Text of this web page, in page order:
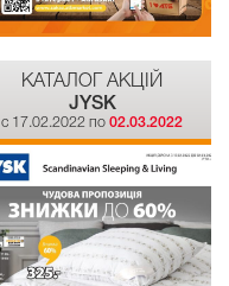
КАТАЛОГ АКЦІЙ
JYSK
c 17.02.2022 по02.03.2022